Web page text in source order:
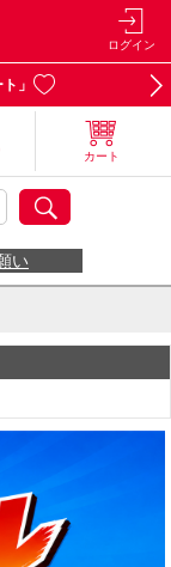
ログイン
」
カート
い